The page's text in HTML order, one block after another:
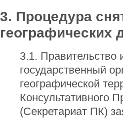
3. Процедура
3.1. Правительство
государственный
географической
Консультативного
(Секретариат ПК)